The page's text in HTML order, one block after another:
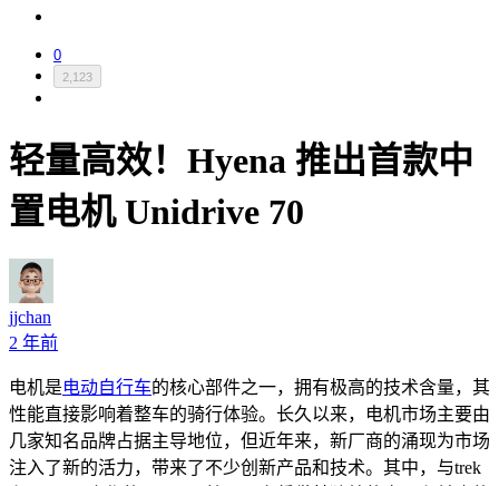
0
2,123
轻量高效！Hyena 推出首款中
置电机 Unidrive 70
jjchan
2 年前
电机是电动自行车的核心部件之一，拥有极高的技术含量，其
性能直接影响着整车的骑行体验。长久以来，电机市场主要由
几家知名品牌占据主导地位，但近年来，新厂商的涌现为市场
注入了新的活力，带来了不少创新产品和技术。其中，与trek